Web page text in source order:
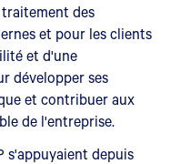
des
et pour les clients
et d'une
développer ses
et contribuer aux
de l'entreprise.
s'appuyaient depuis